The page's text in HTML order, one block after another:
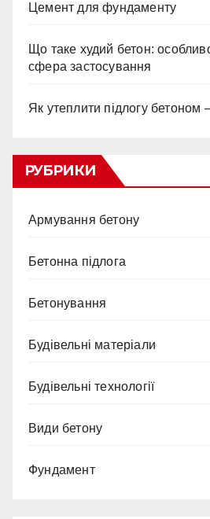
Цемент для фундаменту
Що таке худий бетон:
сфера застосування
Як утеплити підлогу бетоном
РУБРИКИ
Армування бетону
Бетонна підлога
Бетонування
Будівельні матеріали
Будівельні технології
Види бетону
Фундамент